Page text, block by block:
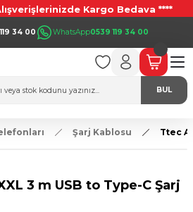
Kargo Bedava ****
34 00 WhatsApp0539 119 34 00
BUL
Şarj Kablosu Ttec
3 m USB to Type-C Şarj